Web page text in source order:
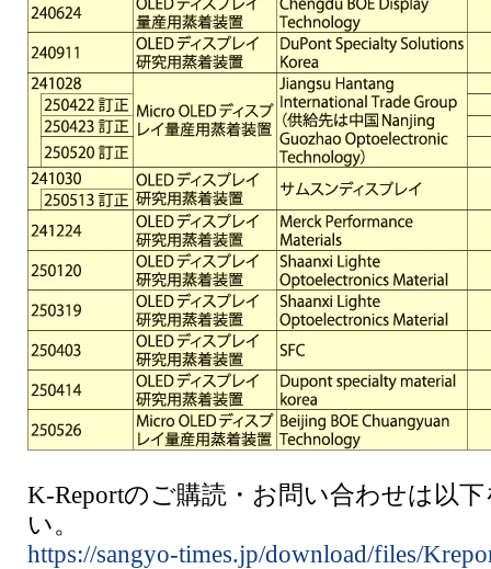
K-Reportのご購読・お問い合わせは以
い。
https://sangyo-times.jp/download/files/